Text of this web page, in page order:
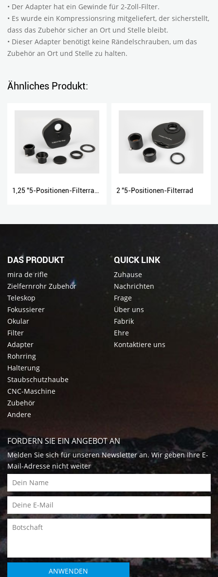
• Der Adapter hat ein Gewinde für 2-Zoll-Filter.
• Es wurde ein Kompressionsring mitgeliefert, der sicherstellt,
dass das Zubehör sicher an Ort und Stelle bleibt.
• Dieser Adapter benötigt keine Rändelschrauben, um das
Zubehör an Ort und Stelle zu halten.
Ähnliches Produkt:
1,25 "5-Positionen-Filterrad Rad 2 "5-Positionen-Filterrad
DAS PRODUKT
mira de rifle
Zielfernrohr Zubehör
Teleskop
Fokussierer
Okular
Filter
Adapter
Rohrring
Halterung
Staubschutzhaube
CNC-Maschine
Zubehör
Andere
QUICK LINK
Zuhause
Nachrichten
Frage
Über uns
Fabrik
Ehre
Kontaktiere uns
FORDERN SIE EIN ANGEBOT AN
Melden Sie sich für unseren Newsletter an. Wir geben Ihre E-
Mail-Adresse nicht weiter